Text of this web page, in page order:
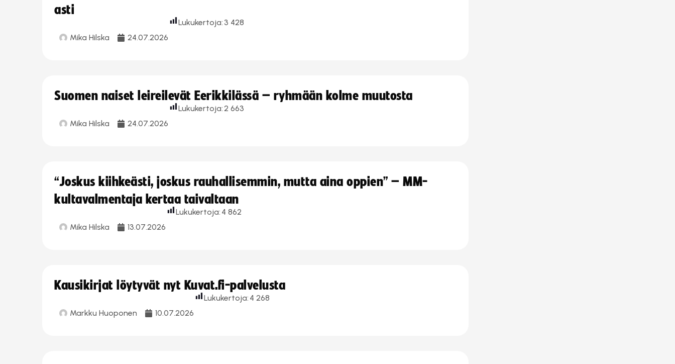
asti
Mika Hilska 24.07.2026
Lukukertoja: 3 428
Suomen naiset leireilevät Eerikkilässä – ryhmään kolme muutosta
Mika Hilska 24.07.2026
Lukukertoja:2 663
“Joskus kiihkeästi, joskus rauhallisemmin, mutta aina oppien” – MM-
kultavalmentaja kertaa taivaltaan
Mika Hilska 13.07.2026
Lukukertoja: 4 862
Kausikirjat löytyvät nyt Kuvat.fi-palvelusta
Markku Huoponen 10.07.2026
Lukukertoja: 4 268